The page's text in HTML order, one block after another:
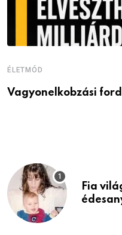
ÉLETMÓD
Vagyonelkobzási
Fia